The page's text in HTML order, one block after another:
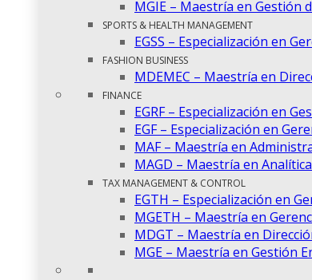
MGIE – Maestría en Gestión
SPORTS & HEALTH MANAGEMENT
EGSS – Especialización en
FASHION BUSINESS
MDEMEC – Maestría en
FINANCE
EGRF – Especialización en
EGF – Especialización en
MAF – Maestría en
MAGD – Maestría en
TAX MANAGEMENT & CONTROL
EGTH – Especialización en
MGETH – Maestría en
MDGT – Maestría en
MGE – Maestría en Gestión